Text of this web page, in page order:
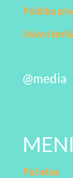
Politika
Uslovi
@media
MENI
Početna